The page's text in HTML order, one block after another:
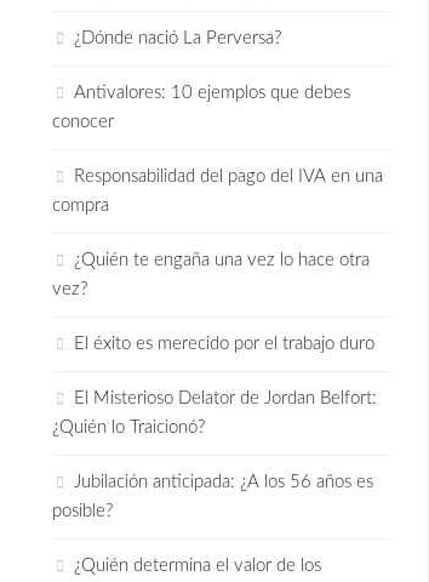
¿Dónde nació La Perversa?
Antivalores: 10 ejemplos que debes
conocer
Responsabilidad del pago del IVA en una
compra
¿Quién te engaña una vez lo hace otra
vez?
El éxito es merecido por el trabajo duro
El Misterioso Delator de Jordan Belfort:
¿Quién lo Traicionó?
Jubilación anticipada: ¿A los 56 años es
posible?
¿Quién determina el valor de los